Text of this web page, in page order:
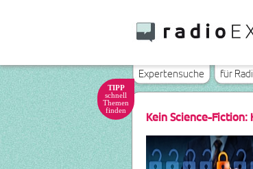
TIPP
schnell
Themen
finden
Expertensuche für
Kein Science-